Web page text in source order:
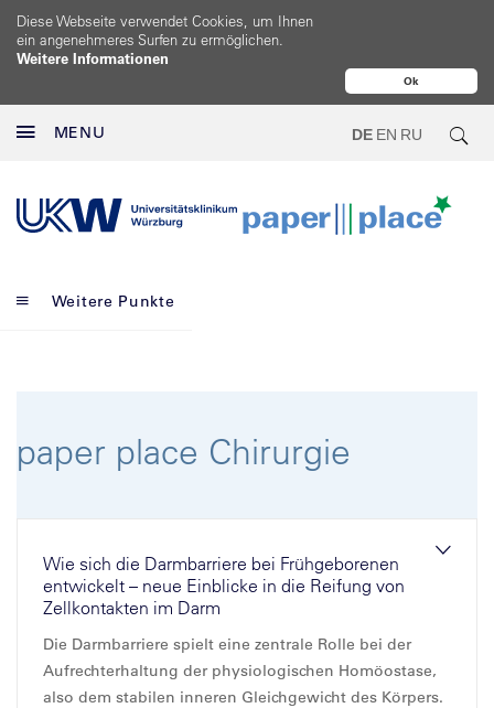
Ok
Diese Webseite verwendet Cookies, um Ihnen
ein angenehmeres Surfen zu ermöglichen.
Weitere Informationen
MENU DE EN RU
Weitere Punkte
paper place Chirurgie
Wie sich die Darmbarriere bei Frühgeborenen
entwickelt – neue Einblicke in die Reifung von
Zellkontakten im Darm
Die Darmbarriere spielt eine zentrale Rolle bei der
Aufrechterhaltung der physiologischen Homöostase,
also dem stabilen inneren Gleichgewicht des Körpers.